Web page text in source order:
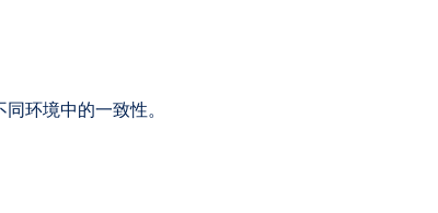
环境中的一致性。